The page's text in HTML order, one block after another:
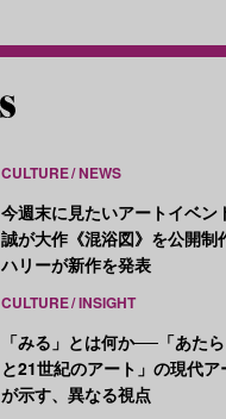
CULTURE NEWS
今週末に見たいアートイベン
誠が大作《混浴図》を公開制
ハリーが新作を発表
CULTURE INSIGHT
「みる」とは何か──「あた
と21世紀のアート」の現代
が示す、異なる視点